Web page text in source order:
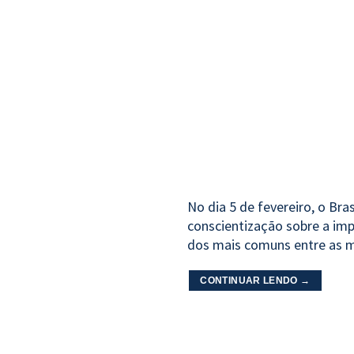
No dia 5 de fevereiro, o
conscientização sobre a
dos mais comuns entre as
CONTINUAR LENDO →